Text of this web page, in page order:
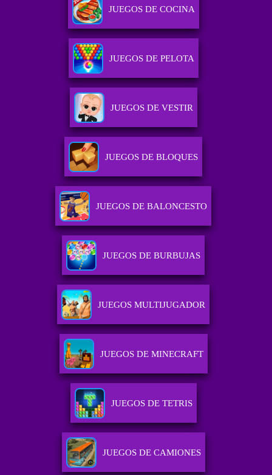
JUEGOS DE COCINA
JUEGOS DE PELOTA
JUEGOS DE VESTIR
JUEGOS DE BLOQUES
JUEGOS DE BALONCESTO
JUEGOS DE BURBUJAS
JUEGOS MULTIJUGADOR
JUEGOS DE MINECRAFT
JUEGOS DE TETRIS
JUEGOS DE CAMIONES